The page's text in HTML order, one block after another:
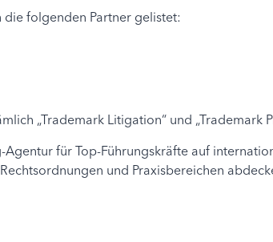
die folgenden Partner gelistet:
„Trademark Litigation“ und „Trademark
für Top-Führungskräfte auf
und Praxisbereichen